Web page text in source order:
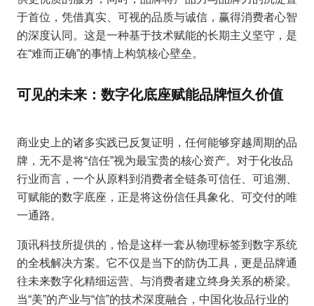
于首位，凭借真实、可视的品质与诚信，赢得消费者心智
的深度认同。这是一种基于技术赋能的长期主义坚守，是
在“难而正确”的事情上构筑核心壁垒。
可见的未来：数字化底座赋能品牌恒久价值
商业史上的诸多实践已反复证明，任何能够穿越周期的品
牌，无不是将“信任”视为最宝贵的核心资产。对于化妆品
行业而言，一个从原料到消费者全链条可信任、可追溯、
可赋能的数字底座，正是将这份信任具象化、可交付的唯
一通路。
顶讯科技所提供的，恰是这样一套从物理标签到数字系统
的全栈解决方案。它不仅是当下的防伪工具，更是品牌通
往未来数字化精细运营、与消费者建立终身关系的桥梁。
当“美”的产业与“信”的技术深度融合，中国化妆品行业的